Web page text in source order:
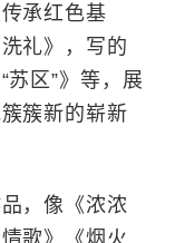
承红色基
礼》，写的
苏区”》等，展
簇新的崭新
，像《浓浓
歌》《烟火